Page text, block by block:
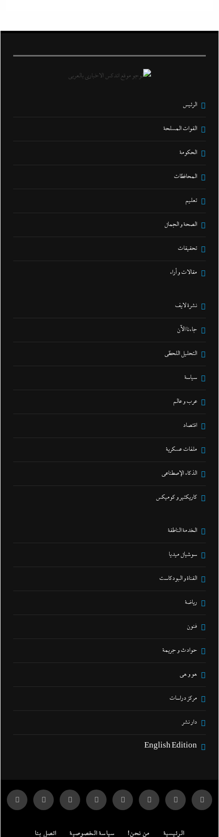
الرئيس
القوات المسلحة
الحكومة
المحافظات
تعليم
الصحة و الجمال
تحقيقات
مقالات و أراء
نشرة لايف
جاءنا الآن
التحليل اللحظي
سياسة
عرب و عالم
اقتصاد
ملفات عسكرية
الذكاء الإصطناعي
كاريكتير و كوميكس
الخدمة الناطقة
سوشيال ميديا
القناة و البودكاست
رياضة
فنون
حوادث و جريمة
هو و هي
مركز دراسات
دار نشر
English Edition
الرئيسية من نحن! سياسة الخصوصية اتصل بنا